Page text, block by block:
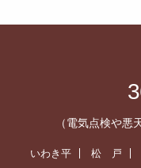
（電気点検や悪
いわき平 松 戸